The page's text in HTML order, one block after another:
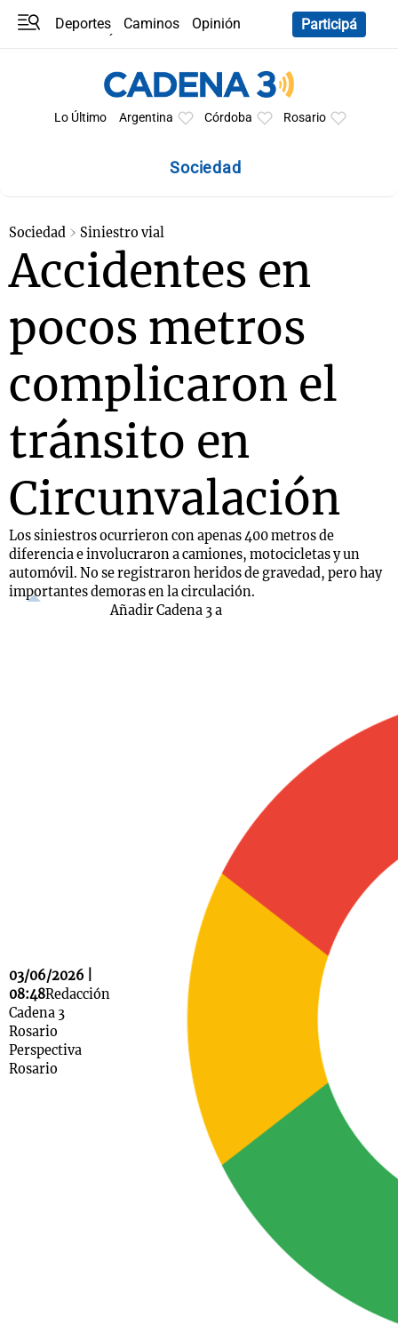
Deportes Caminos
Opinión
Participá
Lo Último Argentina Córdoba Rosario
Sociedad
Sociedad Siniestro vial
Accidentes en
pocos metros
complicaron el
tránsito en
Circunvalación
Los siniestros ocurrieron con apenas 400 metros de
diferencia e involucraron a camiones, motocicletas y un
automóvil. No se registraron heridos de gravedad, pero hay
importantes demoras en la circulación.
03/06/2026 |
08:48Redacción
Cadena 3
Rosario
Perspectiva
Rosario
Añadir Cadena 3 a
La Sole en
Cadena 3